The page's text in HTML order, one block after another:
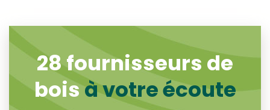
28fournisseurs de
boisà votre écoute